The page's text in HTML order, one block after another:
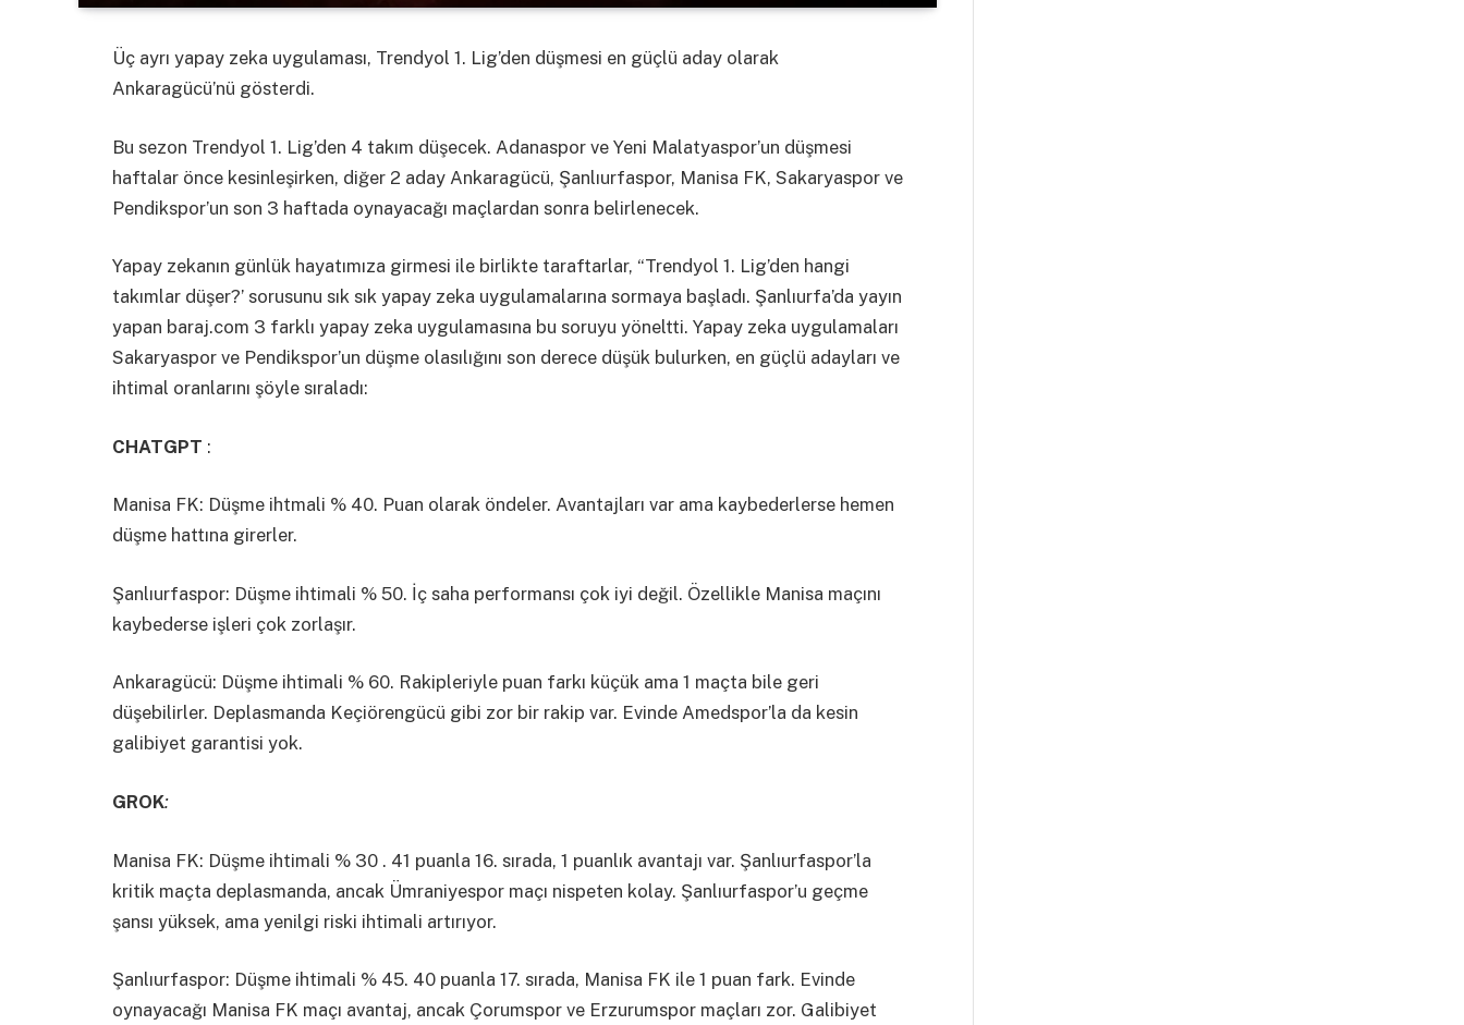
Üç ayrı yapay zeka uygulaması, Trendyol 1. Lig’den düşmesi en güçlü aday olarak
Ankaragücü’nü gösterdi.
Bu sezon Trendyol 1. Lig’den 4 takım düşecek. Adanaspor ve Yeni Malatyaspor’un düşmesi
haftalar önce kesinleşirken, diğer 2 aday Ankaragücü, Şanlıurfaspor, Manisa FK, Sakaryaspor ve
Pendikspor’un son 3 haftada oynayacağı maçlardan sonra belirlenecek.
Yapay zekanın günlük hayatımıza girmesi ile birlikte taraftarlar, “Trendyol 1. Lig’den hangi
takımlar düşer?’ sorusunu sık sık yapay zeka uygulamalarına sormaya başladı. Şanlıurfa’da yayın
yapan baraj.com 3 farklı yapay zeka uygulamasına bu soruyu yöneltti. Yapay zeka uygulamaları
Sakaryaspor ve Pendikspor’un düşme olasılığını son derece düşük bulurken, en güçlü adayları ve
ihtimal oranlarını şöyle sıraladı:
CHATGPT :
Manisa FK: Düşme ihtmali % 40. Puan olarak öndeler. Avantajları var ama kaybederlerse hemen
düşme hattına girerler.
Şanlıurfaspor: Düşme ihtimali % 50. İç saha performansı çok iyi değil. Özellikle Manisa maçını
kaybederse işleri çok zorlaşır.
Ankaragücü: Düşme ihtimali % 60. Rakipleriyle puan farkı küçük ama 1 maçta bile geri
düşebilirler. Deplasmanda Keçiörengücü gibi zor bir rakip var. Evinde Amedspor’la da kesin
galibiyet garantisi yok.
GROK:
Manisa FK: Düşme ihtimali % 30 . 41 puanla 16. sırada, 1 puanlık avantajı var. Şanlıurfaspor’la
kritik maçta deplasmanda, ancak Ümraniyespor maçı nispeten kolay. Şanlıurfaspor’u geçme
şansı yüksek, ama yenilgi riski ihtimali artırıyor.
Şanlıurfaspor: Düşme ihtimali % 45. 40 puanla 17. sırada, Manisa FK ile 1 puan fark. Evinde
oynayacağı Manisa FK maçı avantaj, ancak Çorumspor ve Erzurumspor maçları zor. Galibiyet